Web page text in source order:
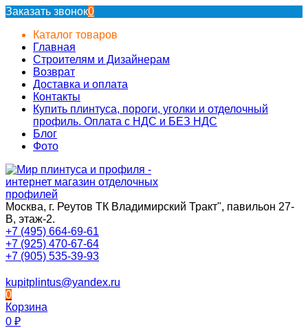
Заказать звонок0
Каталог товаров
Главная
Строителям и Дизайнерам
Возврат
Доставка и оплата
Контакты
Купить плинтуса, пороги, уголки и отделочный
профиль. Оплата с НДС и БЕЗ НДС
Блог
Фото
Москва, г. Реутов ТК Владимирский Тракт", павильон 27-
В, этаж-2.
+7 (495) 664-69-61
+7 (925) 470-67-64
+7 (905) 535-39-93
kupitplintus@yandex.ru
0
Корзина
0 ₽